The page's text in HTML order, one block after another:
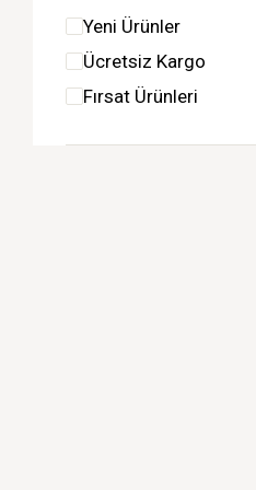
Yeni Ürünler
Ücretsiz Kargo
Fırsat Ürünleri